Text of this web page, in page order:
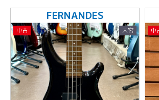
FERNANDES
中古 大宮 中